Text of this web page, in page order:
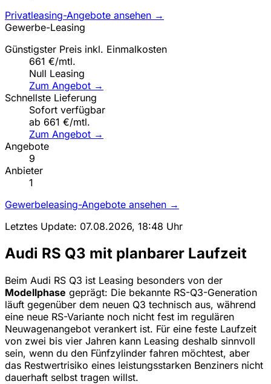
Privatleasing-Angebote ansehen →
Gewerbe-Leasing
Günstigster Preis inkl. Einmalkosten
661 €/mtl.
Null Leasing
Zum Angebot →
Schnellste Lieferung
Sofort verfügbar
ab 661 €/mtl.
Zum Angebot →
Angebote
9
Anbieter
1
Gewerbeleasing-Angebote ansehen →
Letztes Update: 07.08.2026, 18:48 Uhr
Audi RS Q3 mit planbarer Laufzeit
Beim Audi RS Q3 ist Leasing besonders von der
Modellphase geprägt: Die bekannte RS-Q3-Generation
läuft gegenüber dem neuen Q3 technisch aus, während
eine neue RS-Variante noch nicht fest im regulären
Neuwagenangebot verankert ist. Für eine feste Laufzeit
von zwei bis vier Jahren kann Leasing deshalb sinnvoll
sein, wenn du den Fünfzylinder fahren möchtest, aber
das Restwertrisiko eines leistungsstarken Benziners nicht
dauerhaft selbst tragen willst.